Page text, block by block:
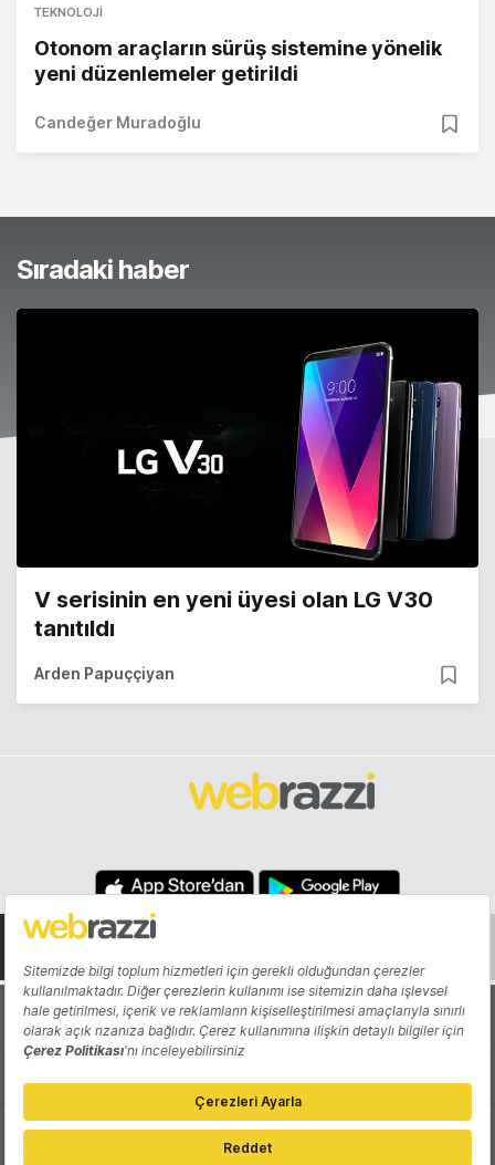
TEKNOLOJI
Otonom araçların sürüş sistemine yönelik
yeni düzenlemeler getirildi
Candeğer Muradoğlu
Sıradaki haber
V serisinin en yeni üyesi olan LG V30
tanıtıldı
Arden Papuççiyan
Hakkında Yazarlar
Katkıda Bulun Reklam